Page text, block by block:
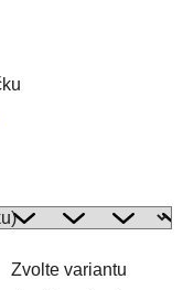
Zvolte variantu